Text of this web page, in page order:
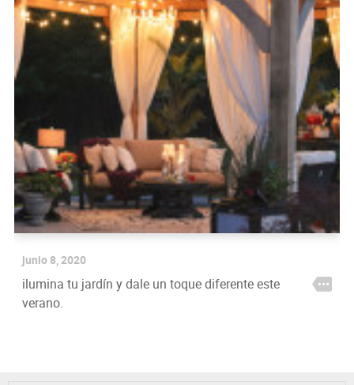
junio 8, 2020
ilumina tu jardín y dale un toque diferente este
verano.